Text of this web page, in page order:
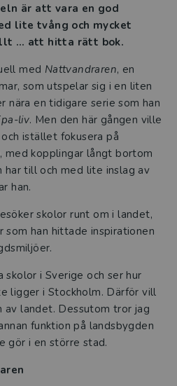
är att vara en god
lite tvång och mycket
… att hitta rätt bok.
med Nattvandraren, en
som utspelar sig i en liten
nära en tidigare serie som han
liv. Men den här gången ville
istället fokusera på
med kopplingar långt bortom
till och med lite inslag av
han.
skolor runt om i landet,
som han hittade inspirationen
skolor i Sverige och ser hur
ligger i Stockholm. Därför vill
landet. Dessutom tror jag
funktion på landsbygden
gör i en större stad.